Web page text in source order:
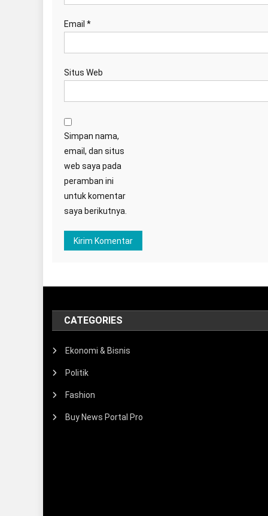
Email *
Situs Web
Simpan nama,
email, dan situs
web saya pada
peramban ini
untuk komentar
saya berikutnya.
CATEGORIES
Ekonomi & Bisnis
Politik
Fashion
Buy News Portal Pro